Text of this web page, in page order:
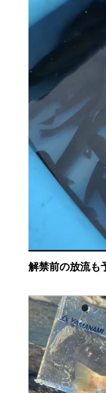
解禁前の放流も